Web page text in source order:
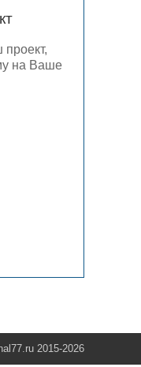
на Ваше
2015-2026